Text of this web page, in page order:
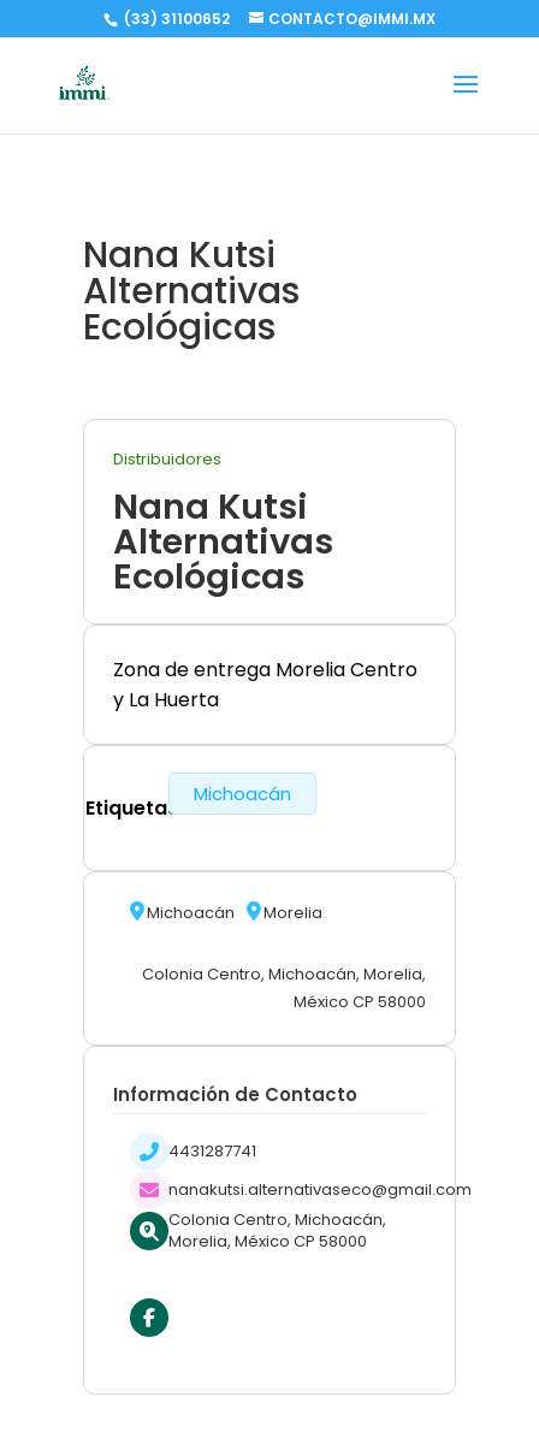
(33) 31100652 CONTACTO@IMMI.MX
Nana Kutsi
Alternativas
Ecológicas
Distribuidores
Nana Kutsi
Alternativas
Ecológicas
Zona de entrega Morelia Centro
y La Huerta
Etiquetas
Michoacán
Michoacán Morelia
Colonia Centro, Michoacán, Morelia,
México CP 58000
Información de Contacto
4431287741
nanakutsi.alternativaseco@gmail.com
Colonia Centro, Michoacán,
Morelia, México CP 58000